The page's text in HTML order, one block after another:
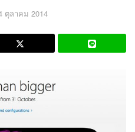
ตุลาคม 2014